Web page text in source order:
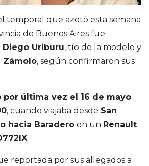
temporal que azotó esta semana
de Buenos Aires fue
Diego Uriburu, tío de la modelo y
Zámolo, según confirmaron sus
por última vez el 16 de mayo
, cuando viajaba desde San
hacia Baradero en un Renault
.
reportada por sus allegados a